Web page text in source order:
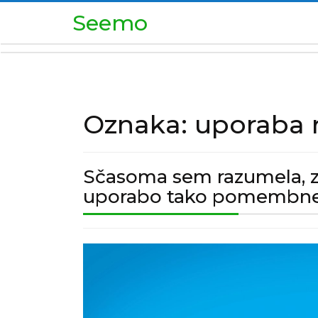
Seemo
Oznaka: uporaba
Sčasoma sem razumela,
uporabo tako